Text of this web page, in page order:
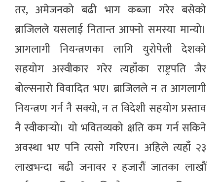
तर, अमेजनको बढी भाग कब्जा गरेर बसेको
ब्राजिलले यसलाई नितान्त आफ्नो समस्या मान्यो।
आगलागी नियन्त्रणका लागि युरोपेली देशको
सहयोग अस्वीकार गरेर त्यहाँका राष्ट्रपति जैर
बोल्सनारो विवादित भए। ब्राजिलले न त आगलागी
नियन्त्रण गर्न नै सक्यो, न त विदेशी सहयोग प्रस्ताव
नै स्वीकार्‍यो। यो भवितव्यको क्षति कम गर्न सकिने
अवस्था भए पनि त्यसो गरिएन। अहिले त्यहाँ २३
लाखभन्दा बढी जनावर र हजारौं जातका लाखौं